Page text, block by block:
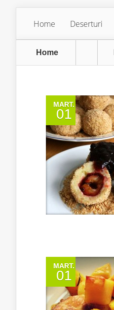
Home Deserturi
Home
MART.
01
MART.
01